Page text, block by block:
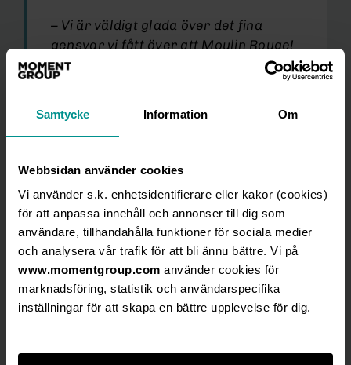
Samtycke Information Om
Webbsidan använder cookies
Vi använder s.k. enhetsidentifierare eller kakor (cookies)
för att anpassa innehåll och annonser till dig som
användare, tillhandahålla funktioner för sociala medier
och analysera vår trafik för att bli ännu bättre. Vi på
www.momentgroup.com använder cookies för
marknadsföring, statistik och användarspecifika
inställningar för att skapa en bättre upplevelse för dig.
– Vi är väldigt glada över det fina
gensvar vi fått över att Moulin Rouge!
The Musical kommer till Rondo.
Västkusten längtar verkligen efter att
gäster som redan fått uppleva den i
Stockholm, vill se den igen. Därför
kommer vi nu att köra hela vägen till 1
Nanette Hayes, producent 2Entertain.
Göteborgsversionen av Moulin Rouge! The
Musical är likt produktionen i Stockholm, en non
replica-produktion, vilket innebär att det
kreativa teamet har fått fria händer i skapandet
ännu fler att kunna uppleva detta!